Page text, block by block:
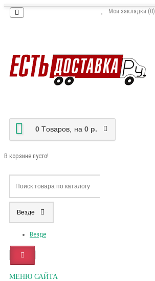
Мои закладки (0)
0 Tоваров, на 0 р.
В корзине пусто!
Везде
Везде
МЕНЮ САЙТА